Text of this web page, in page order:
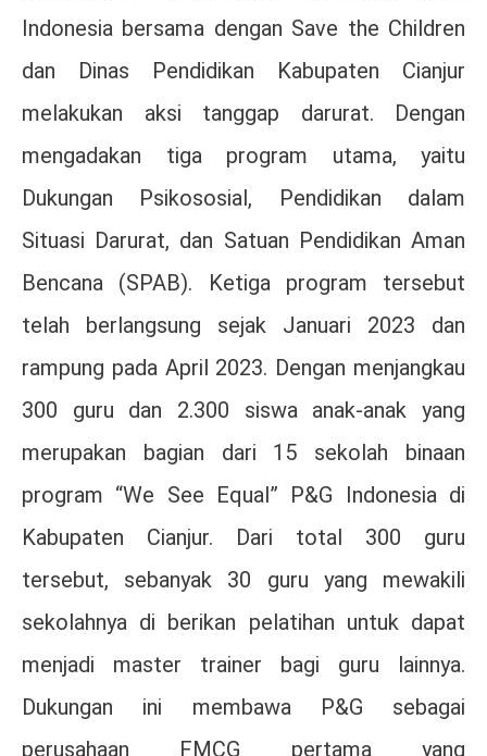
Indonesia bersama dengan Save the Children
dan Dinas Pendidikan Kabupaten Cianjur
melakukan aksi tanggap darurat. Dengan
mengadakan tiga program utama, yaitu
Dukungan Psikososial, Pendidikan dalam
Situasi Darurat, dan Satuan Pendidikan Aman
Bencana (SPAB). Ketiga program tersebut
telah berlangsung sejak Januari 2023 dan
rampung pada April 2023. Dengan menjangkau
300 guru dan 2.300 siswa anak-anak yang
merupakan bagian dari 15 sekolah binaan
program “We See Equal” P&G Indonesia di
Kabupaten Cianjur. Dari total 300 guru
tersebut, sebanyak 30 guru yang mewakili
sekolahnya di berikan pelatihan untuk dapat
menjadi master trainer bagi guru lainnya.
Dukungan ini membawa P&G sebagai
perusahaan FMCG pertama yang